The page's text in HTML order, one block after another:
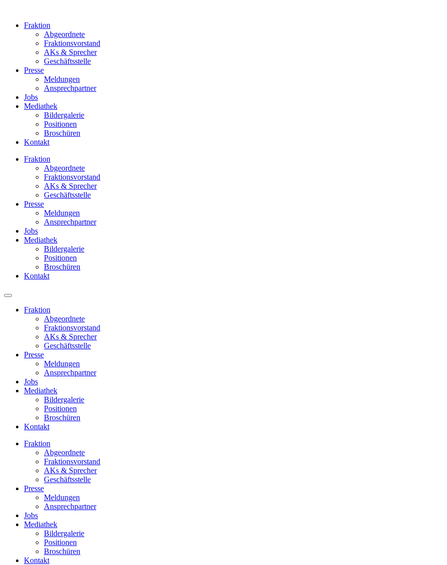
springenFraktion
Abgeordnete
Fraktions­vorstand
AKs & Sprecher
Geschäftsstelle
Presse
Meldungen
Ansprechpartner
Jobs
Mediathek
Bildergalerie
Positionen
Broschüren
Kontakt
Fraktion
Abgeordnete
Fraktions­vorstand
AKs & Sprecher
Geschäftsstelle
Presse
Meldungen
Ansprechpartner
Jobs
Mediathek
Bildergalerie
Positionen
Broschüren
Kontakt
Fraktion
Abgeordnete
Fraktions­vorstand
AKs & Sprecher
Geschäftsstelle
Presse
Meldungen
Ansprechpartner
Jobs
Mediathek
Bildergalerie
Positionen
Broschüren
Kontakt
Fraktion
Abgeordnete
Fraktions­vorstand
AKs & Sprecher
Geschäftsstelle
Presse
Meldungen
Ansprechpartner
Jobs
Mediathek
Bildergalerie
Positionen
Broschüren
Kontakt